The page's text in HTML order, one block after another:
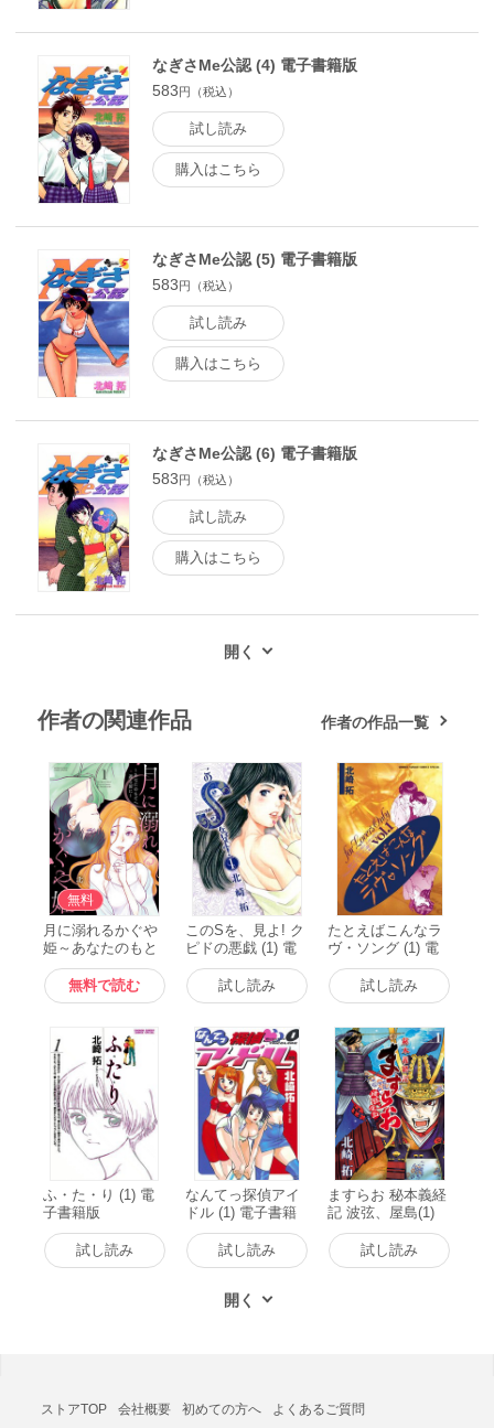
なぎさMe公認 (4) 電子書籍版
583円（税込）
試し読み
購入はこちら
なぎさMe公認 (5) 電子書籍版
583円（税込）
試し読み
購入はこちら
なぎさMe公認 (6) 電子書籍版
583円（税込）
試し読み
購入はこちら
作者の関連作品 作者の作品一覧
無料
月に溺れるかぐや
姫～あなたのもと
へ還る前に～ (1)
電子書籍版
無料で読む
このSを、見よ! ク
ピドの悪戯 (1) 電
子書籍版
試し読み
たとえばこんなラ
ヴ・ソング (1) 電
子書籍版
試し読み
ふ・た・り (1) 電
子書籍版
試し読み
なんてっ探偵アイ
ドル (1) 電子書籍
試し読み
ますらお 秘本義経
記 波弦、屋島(1)
電子書籍版
試し読み
ストアTOP 会社概要 初めての方へ
よくあるご質問